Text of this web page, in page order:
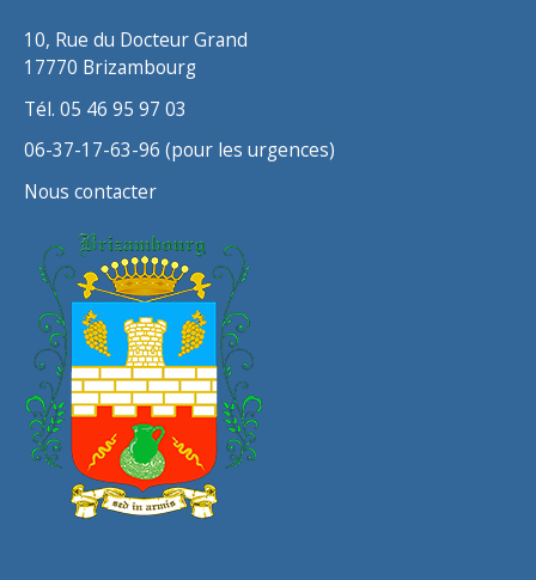
10, Rue du Docteur Grand
17770 Brizambourg
Tél. 05 46 95 97 03
06-37-17-63-96 (pour les urgences)
Nous contacter